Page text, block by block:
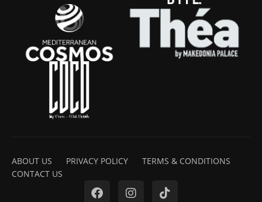
ABOUT US PRIVACY POLICY
TERMS & CONDITIONS
CONTACT US